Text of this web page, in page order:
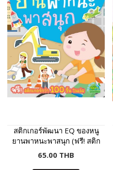
สติกเกอร์พัฒนา EQ ของหนู
ยานพาหนะพาสนุก (ฟรี! สติก
เกอร์กว่า 100 ชิ้น ในเล่ม)
65.00 THB